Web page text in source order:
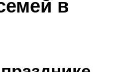
в